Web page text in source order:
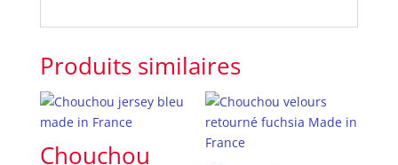
Produits similaires
Chouchou